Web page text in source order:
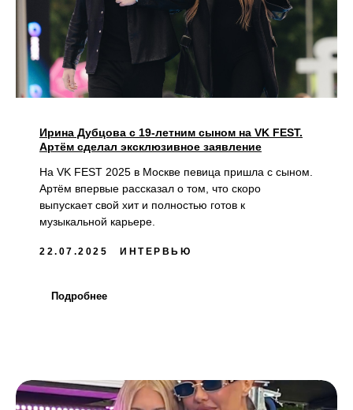
Ирина Дубцова с 19-летним сыном на VK FEST.
Артём сделал эксклюзивное заявление
На VK FEST 2025 в Москве певица пришла с сыном.
Артём впервые рассказал о том, что скоро
выпускает свой хит и полностью готов к
музыкальной карьере.
22.07.2025 ИНТЕРВЬЮ
Подробнее